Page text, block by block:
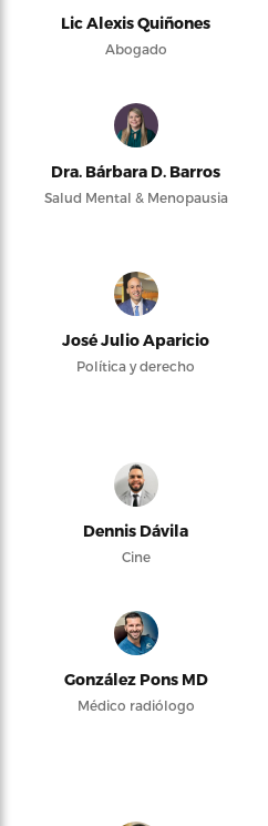
Lic Alexis Quiñones
Abogado
Dra. Bárbara D. Barros
Salud Mental & Menopausia
José Julio Aparicio
Política y derecho
Dennis Dávila
Cine
González Pons MD
Médico radiólogo